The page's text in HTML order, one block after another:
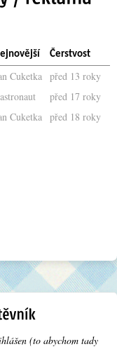
Čerstvost
Cuketka před 13 roky
před 17 roky
Cuketka před 18 roky
(to abychom tady